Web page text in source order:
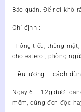
Bảo quản: Để nơi khô
Chỉ định :
Thông tiểu, thông
cholesterol, phòng
Liều lượng – cách
Ngày 6 – 12g dưới
mềm, dùng đơn độc